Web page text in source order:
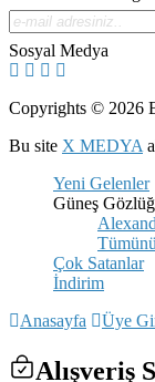
Sosyal Medya
Copyrights © 2026
Bu site X MEDYA
Yeni Gelenler
Güneş
Çok Satanlar
İndirim
Anasayfa
Üye
Alışveriş